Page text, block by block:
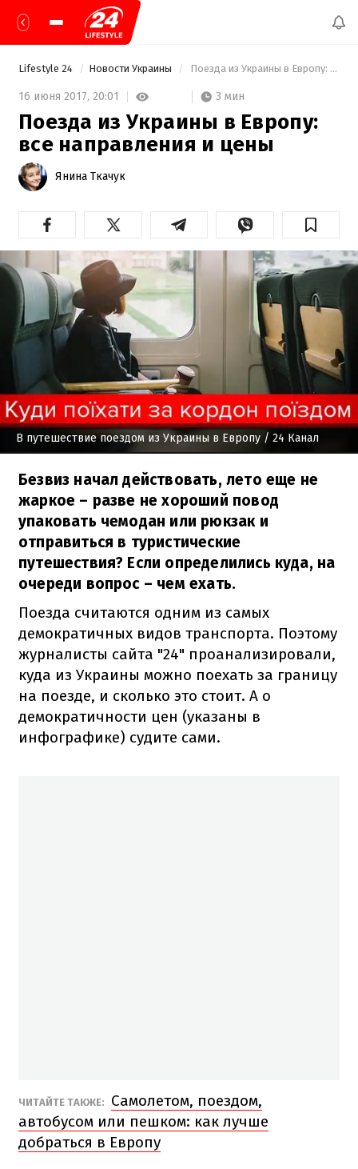
Lifestyle 24 Новости Украины Поезда из Украины в Европу: все направления и цены
16 июня 2017, 20:01 3 мин
Поезда из Украины в Европу:
все направления и цены
Янина Ткачук
В путешествие поездом из Украины в Европу / 24 Канал
Безвиз начал действовать, лето еще не
жаркое – разве не хороший повод
упаковать чемодан или рюкзак и
отправиться в туристические
путешествия? Если определились куда, на
очереди вопрос – чем ехать.
Поезда считаются одним из самых
демократичных видов транспорта. Поэтому
журналисты сайта "24" проанализировали,
куда из Украины можно поехать за границу
на поезде, и сколько это стоит. А о
демократичности цен (указаны в
инфографике) судите сами.
ЧИТАЙТЕ ТАКЖЕ:
Самолетом, поездом,
автобусом или пешком: как лучше
добраться в Европу